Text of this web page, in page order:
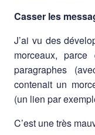
Casser les
J’ai vu des
morceaux,
paragraphes
contenait un
(un lien par
C’est une très